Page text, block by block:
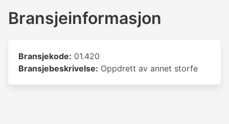
Bransjeinformasjon
Bransjekode: 01.420
Bransjebeskrivelse: Oppdrett av annet storfe